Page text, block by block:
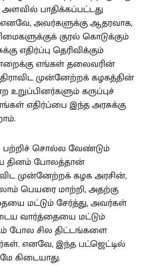
பாதிக்கப்பட்டது
அவர்களுக்கு ஆதரவாக,
குரல் கொடுக்கும்
எதிர்ப்பு தெரிவிக்கும்
எங்கள் தலைவரின்
முன்னேற்றக் கழகத்தின்
கருப்புச்
எதிர்ப்பை இந்த அரசுக்கு
சொல்ல வேண்டும்
தினம் போலத்தான்
முன்னேற்றக் கழக அரசின்,
பெயரை மாற்றி, அதற்கு
மட்டும் சேர்த்து, அவர்கள்
வார்த்தையை மட்டும்
போல சில திட்டங்களை
எனவே, இந்த பட்ஜெட்டில்
கிடையாது.